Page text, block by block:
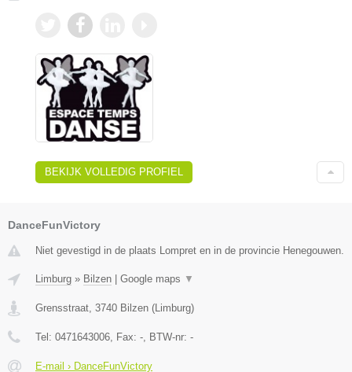
BEKIJK VOLLEDIG PROFIEL
DanceFunVictory
Niet gevestigd in de plaats Lompret en in de provincie Henegouwen.
Limburg » Bilzen | Google maps ▼
Grensstraat 3740 Bilzen (Limburg)
Tel: 0471643006 , Fax: - , BTW-nr: -
E-mail › DanceFunVictory